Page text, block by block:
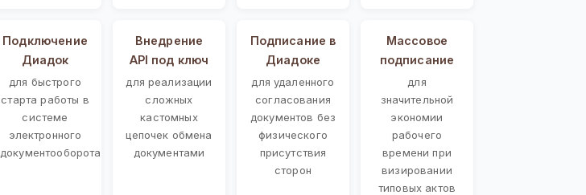
Подключение
Диадок
для быстрого
старта работы в
системе
электронного
документооборота
Внедрение
API под ключ
для реализации
сложных
кастомных
цепочек обмена
документами
Подписание в
Диадоке
для удаленного
согласования
документов без
физического
присутствия
сторон
Массовое
подписание
для
значительной
экономии
рабочего
времени при
визировании
типовых актов